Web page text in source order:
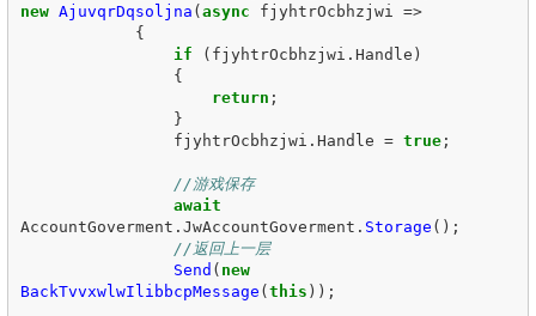
new AjuvqrDqsoljna (async fjyhtrOcbhzjwi
=>
{
if
( fjyhtrOcbhzjwi . Handle )
{
return ;
}
fjyhtrOcbhzjwi . Handle = true;
//游戏保存
await
AccountGoverment . JwAccountGoverment . Storage ();
//返回上一层
Send ( new
BackTvvxwlwIlibbcpMessage (this ));